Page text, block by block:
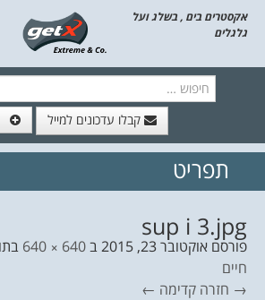
אקסטרים בים , בשלג ועל
גלגלים
קבלו עדכונים למייל
// הצטרף לרשימת
תפריט
sup i 3.jpg
פורסם אוקטובר 23, 2015 ב640 × 640
חיים
→ חזרה קדימה ←